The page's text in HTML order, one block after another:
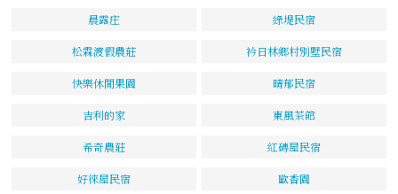
晨露庄 綠堤民宿
松霖渡假農莊 衿日林鄉村別墅民宿
快樂休閒果園 晴郁民宿
吉利的家 東風茶館
希奇農莊 紅磚屋民宿
好徠屋民宿 歐香園